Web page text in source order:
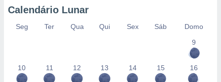
Calendário Lunar
Seg Ter Qua Qui Sex Sáb
Domo
9
10 11 12 13 14 15 16